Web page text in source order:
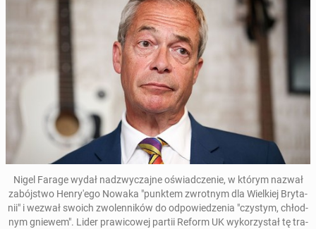
Nigel Farage wydał nad­zwy­czaj­ne oświad­cze­nie, w którym nazwał
za­bój­stwo Hen­ry­'e­go Nowaka "punktem zwrot­nym dla Wiel­kiej Bry­ta­
nii" i wezwał swoich zwo­len­ni­ków do od­po­wie­dze­nia "czystym, chłod­
nym gniewem". Lider pra­wi­co­wej partii Reform UK wy­ko­rzy­stał tę tra­